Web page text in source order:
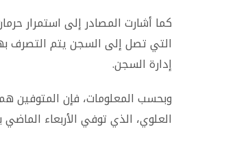
كما أشارت المصادر إلى استمرار
التي تصل إلى السجن يتم التصرف
إدارة السجن.
وبحسب المعلومات، فإن المتوفين
العلوي، الذي توفي الأربعاء